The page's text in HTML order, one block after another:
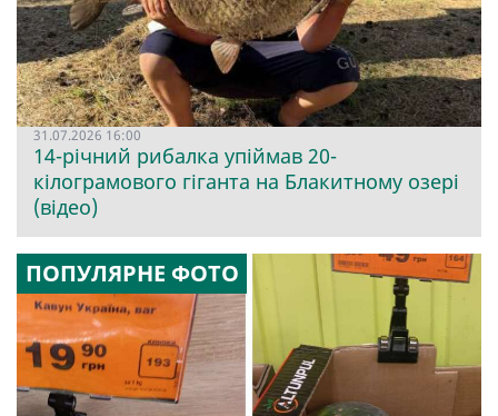
31.07.2026 16:00
14-річний рибалка упіймав 20-
кілограмового гіганта на Блакитному озері
(відео)
ПОПУЛЯРНЕ ФОТО